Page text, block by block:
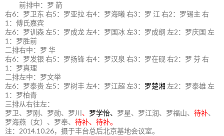
前排中：罗 箭
右6：罗卫东 右5：罗亚拉 右4：罗海曦 右3：罗 江 右2：罗锡主 右
1：傅氏嘉宾
左6：罗训森 左5：罗成龙 左4：罗国冰 左3：罗成纲 左2：罗庆国 左
1：罗胜前
二排右中：罗 华
右6：罗发银 右5：罗扬锋 右4：罗汉泉 右3：罗在砚 右2：罗 芬 右
1：罗真理
二排左中：罗文举
左6：罗泰贵 左5：罗树丰 左4：罗江超 左3： 罗楚湘 左2：罗泰雄 左
1：罗柏青
三排从右往左：
罗卫、罗刚、罗勋、罗川 、 罗学怡、 罗星、罗江润、罗福山、 待补、
罗海燕（女）、罗奉、 待补、待补。
注：2014.10.26，摄于丰台总后北京基地会议室。